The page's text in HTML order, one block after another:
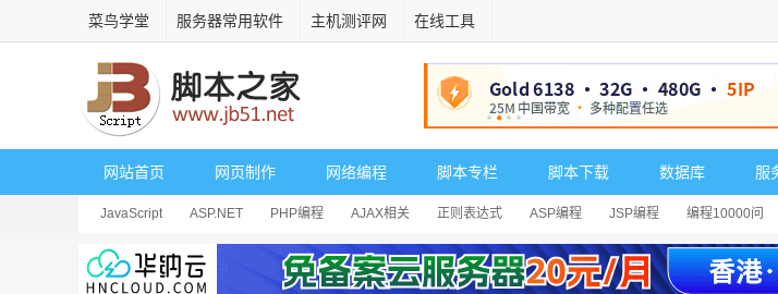
菜鸟学堂 服务器常用软件 主机测评网 在线工具
网站首页 网页制作 网络编程 脚本专栏 脚本下载 数据库 服
JavaScript ASP.NET PHP编程 AJAX相关 正则表达式 ASP编程 JSP编程 编程10000问
安全相关 网页播放器 其它综合 Dart